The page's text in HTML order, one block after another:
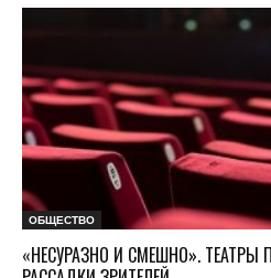
ОБЩЕСТВО
«НЕСУРАЗНО И СМЕШНО».